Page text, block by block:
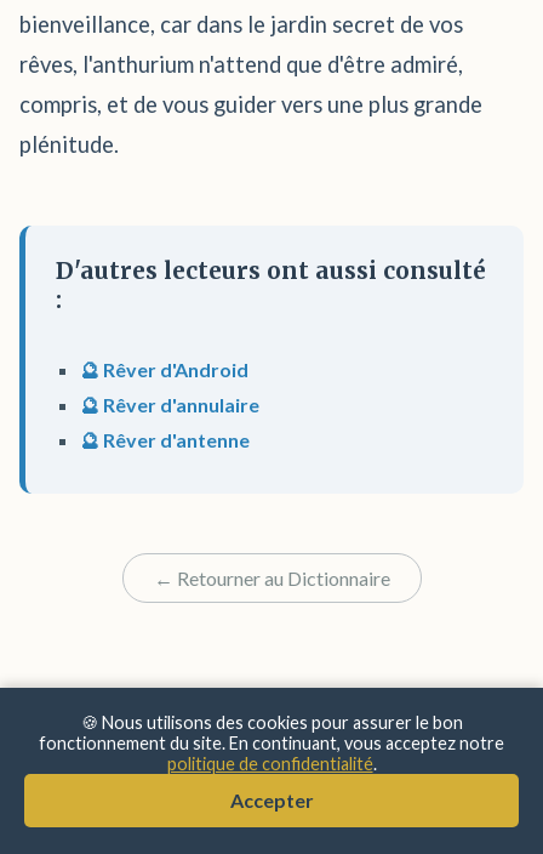
bienveillance, car dans le jardin secret de vos
rêves, l'anthurium n'attend que d'être admiré,
compris, et de vous guider vers une plus grande
plénitude.
D'autres lecteurs ont aussi consulté
:
🔮 Rêver d'Android
🔮 Rêver d'annulaire
🔮 Rêver d'antenne
← Retourner au Dictionnaire
Confidentialité
🍪 Nous utilisons des cookies pour assurer le bon
fonctionnement du site. En continuant, vous acceptez notre
politique de confidentialité.
Accepter